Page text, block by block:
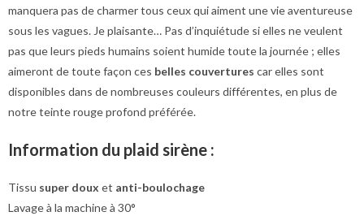
manquera pas de charmer tous ceux qui aiment une vie aventureuse
sous les vagues. Je plaisante… Pas d’inquiétude si elles ne veulent
pas que leurs pieds humains soient humide toute la journée ; elles
aimeront de toute façon ces belles couvertures car elles sont
disponibles dans de nombreuses couleurs différentes, en plus de
notre teinte rouge profond préférée.
Information du plaid sirène :
Tissu super doux et anti-boulochage
Lavage à la machine à 30°